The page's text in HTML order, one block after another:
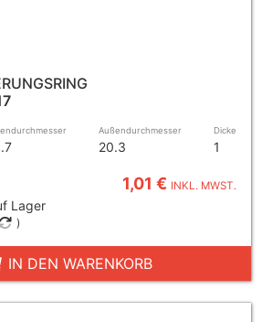
Außendurchmesser
20.3
Dicke
1
1,01 € INKL. MWST.
Lager
)
IN DEN WARENKORB